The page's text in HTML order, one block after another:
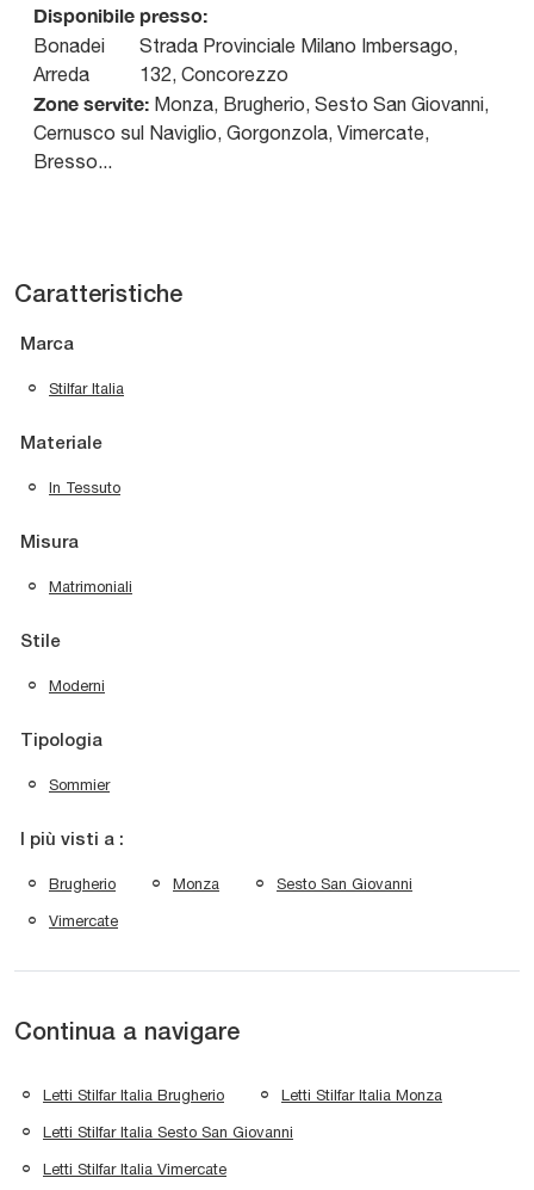
Disponibile presso:
Bonadei
Arreda
Strada Provinciale Milano Imbersago,
132, Concorezzo
Zone servite: Monza, Brugherio, Sesto San Giovanni,
Cernusco sul Naviglio, Gorgonzola, Vimercate,
Bresso...
Caratteristiche
Marca
Stilfar Italia
Materiale
In Tessuto
Misura
Matrimoniali
Stile
Moderni
Tipologia
Sommier
I più visti a :
Brugherio Monza Sesto San Giovanni
Vimercate
Continua a navigare
Letti Stilfar Italia Brugherio Letti Stilfar Italia Monza
Letti Stilfar Italia Sesto San Giovanni
Letti Stilfar Italia Vimercate